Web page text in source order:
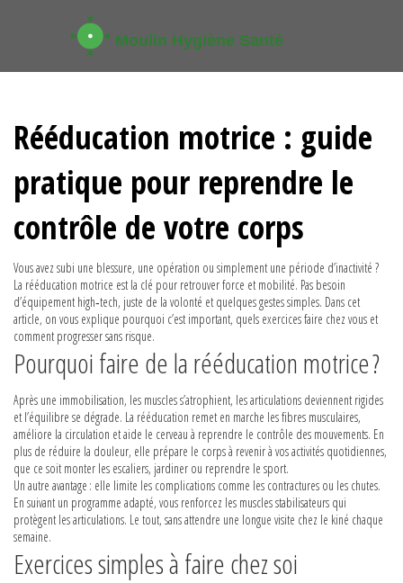
Rééducation motrice : guide
pratique pour reprendre le
contrôle de votre corps
Vous avez subi une blessure, une opération ou simplement une période d’inactivité ?
La rééducation motrice est la clé pour retrouver force et mobilité. Pas besoin
d’équipement high‑tech, juste de la volonté et quelques gestes simples. Dans cet
article, on vous explique pourquoi c’est important, quels exercices faire chez vous et
comment progresser sans risque.
Pourquoi faire de la rééducation motrice ?
Après une immobilisation, les muscles s’atrophient, les articulations deviennent rigides
et l’équilibre se dégrade. La rééducation remet en marche les fibres musculaires,
améliore la circulation et aide le cerveau à reprendre le contrôle des mouvements. En
plus de réduire la douleur, elle prépare le corps à revenir à vos activités quotidiennes,
que ce soit monter les escaliers, jardiner ou reprendre le sport.
Un autre avantage : elle limite les complications comme les contractures ou les chutes.
En suivant un programme adapté, vous renforcez les muscles stabilisateurs qui
protègent les articulations. Le tout, sans attendre une longue visite chez le kiné chaque
semaine.
Exercices simples à faire chez soi